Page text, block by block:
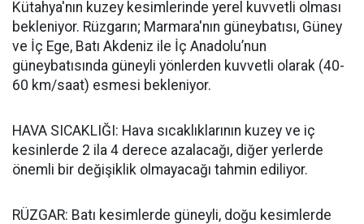
Kütahya'nın kuzey kesimlerinde yerel kuvvetli olması
bekleniyor. Rüzgarın; Marmara'nın güneybatısı, Güney
ve İç Ege, Batı Akdeniz ile İç Anadolu’nun
güneybatısında güneyli yönlerden kuvvetli olarak (40-
60 km/saat) esmesi bekleniyor.
HAVA SICAKLIĞI: Hava sıcaklıklarının kuzey ve iç
kesinlerde 2 ila 4 derece azalacağı, diğer yerlerde
önemli bir değişiklik olmayacağı tahmin ediliyor.
RÜZGAR: Batı kesimlerde güneyli, doğu kesimlerde